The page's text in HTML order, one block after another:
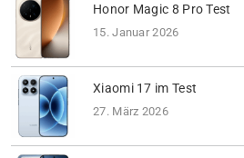
Honor Magic 8 Pro Test
15. Januar 2026
Xiaomi 17 im Test
27. März 2026